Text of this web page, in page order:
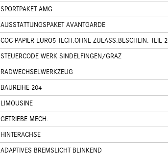
SPORTPAKET AMG
AUSSTATTUNGSPAKET AVANTGARDE
COC-PAPIER EURO5 TECH.OHNE ZULASS.BESCHEIN. TEIL 2
STEUERCODE WERK SINDELFINGEN/GRAZ
RADWECHSELWERKZEUG
BAUREIHE 204
LIMOUSINE
GETRIEBE MECH.
HINTERACHSE
ADAPTIVES BREMSLICHT BLINKEND